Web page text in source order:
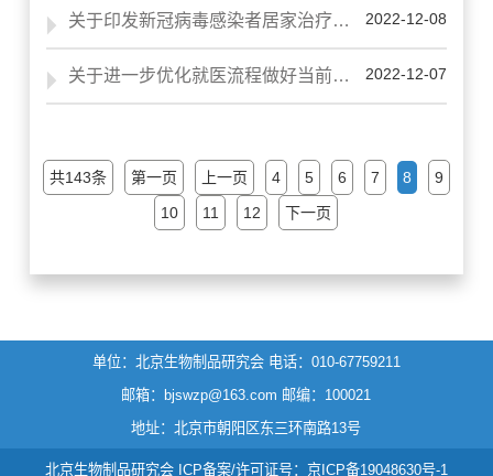
关于印发新冠病毒感染者居家治疗指南的通知 2022-12-08
关于进一步优化就医流程做好当前医疗服务工作的通知 2022-12-07
共143条 第一页 上一页 4 5 6 7 8
9
10
11 12 下一页
单位：北京生物制品研究会 电话：010-67759211
邮箱：bjswzp@163.com 邮编：100021
地址：北京市朝阳区东三环南路13号
北京生物制品研究会 ICP备案/许可证号： 京ICP备19048630号-1